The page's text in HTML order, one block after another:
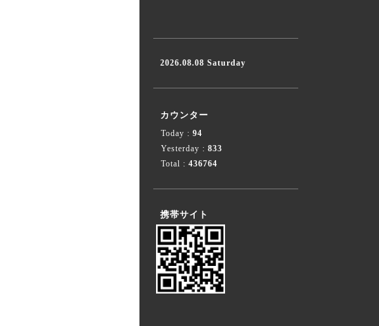
2026.08.08 Saturday
カウンター
Today : 94
Yesterday : 833
Total : 436764
携帯サイト